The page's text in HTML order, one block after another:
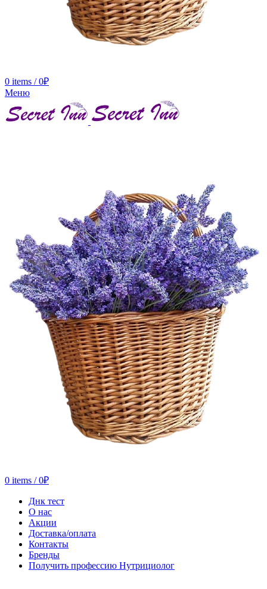
0 items / 0₽
Меню
0 items / 0₽
Днк тест
О нас
Акции
Доставка/оплата
Контакты
Бренды
Получить профессию Нутрициолог